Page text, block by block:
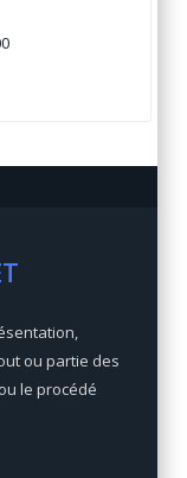
ou partie des
le procédé